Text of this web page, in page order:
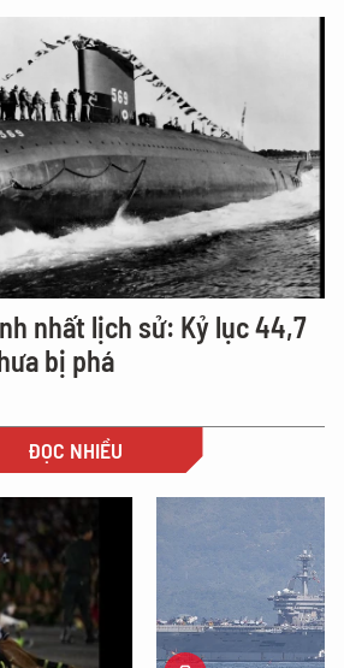
nhất lịch sử: Kỷ lục 44,7
bị phá
ĐỌC NHIỀU